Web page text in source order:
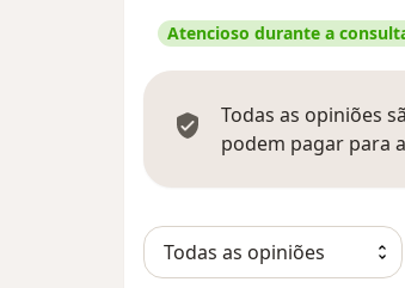
Atencioso durante a
Todas as opiniões
podem pagar para